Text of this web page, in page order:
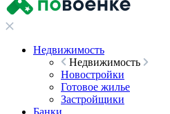
Недвижимость
Недвижимость
Новостройки
Готовое жилье
Застройщики
Банки